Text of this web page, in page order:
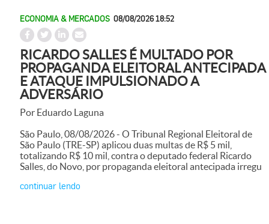
ECONOMIA & MERCADOS 08/08/2026 18:52
RICARDO SALLES É MULTADO POR
PROPAGANDA ELEITORAL ANTECIPADA
E ATAQUE IMPULSIONADO A
ADVERSÁRIO
Por Eduardo Laguna
São Paulo, 08/08/2026 - O Tribunal Regional Eleitoral de
São Paulo (TRE-SP) aplicou duas multas de R$ 5 mil,
totalizando R$ 10 mil, contra o deputado federal Ricardo
Salles, do Novo, por propaganda eleitoral antecipada irregu
continuar lendo